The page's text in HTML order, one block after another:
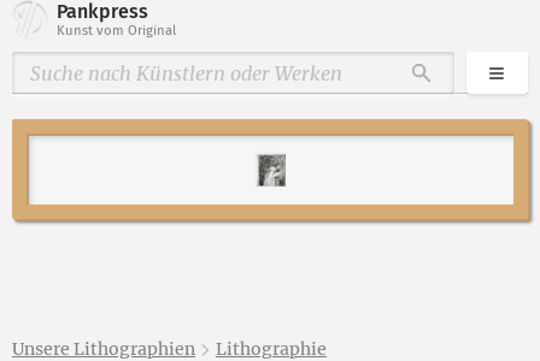
Pankpress
Kunst vom Original
Unsere Lithographien Lithographie